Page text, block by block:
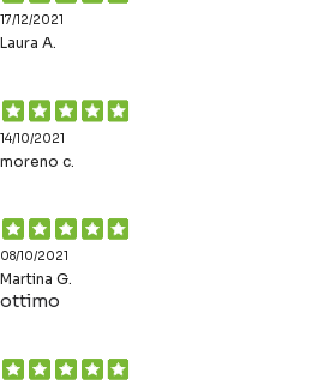
17/12/2021
Laura A.
14/10/2021
moreno c.
08/10/2021
Martina G.
ottimo